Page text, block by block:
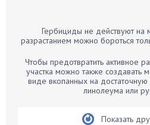
Бархатцы
Белые грибы
Бирючина
Гербициды не действуют на
разрастанием можно бороться
Чтобы предотвратить активное
участка можно также создавать
виде вкопанных на
линолеума или
Показать